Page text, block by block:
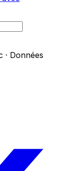
· Données